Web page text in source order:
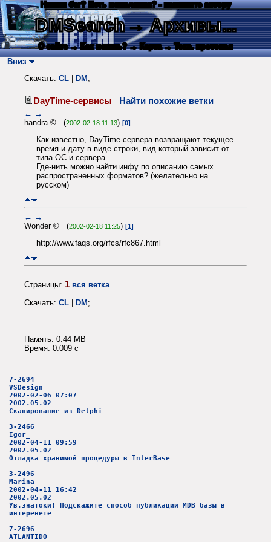
Нашли баг? Есть пожелания? - напишите автору
DMSearch→ Архивы...
О сайте → Как искать? → Карта → Текс. протокол
Вниз
Скачать: CL DM ;
DayTime-сервисы Найти похожие ветки
← →
handra © (2002-02-18 11:13) [0]
Как известно, DayTime-сервера возвращают текущее
время и дату в виде строки, вид который зависит от
типа ОС и сервера.
Где-нить можно найти инфу по описанию самых
распространенных форматов? (желательно на
русском)
← →
Wonder © (2002-02-18 11:25) [1]
http://www.faqs.org/rfcs/rfc867.html
Страницы: 1 вся ветка
Скачать: CL DM ;
Память: 0.44 MB
Время: 0.009 c
7-2694
VSDesign
2002-02-06 07:07
2002.05.02
Сканирование из Delphi
3-2466
Igor_
2002-04-11 09:59
2002.05.02
Отладка хранимой процедуры в InterBase
3-2496
Marina
2002-04-11 16:42
2002.05.02
Ув.знатоки! Подскажите способ публикации MDB базы в
интеренете
7-2696
ATLANTIDO